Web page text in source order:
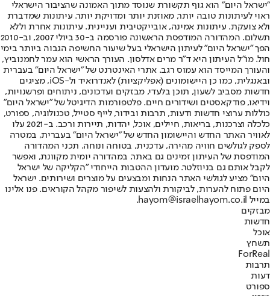
"ישראל היום" הוא גוף תקשורת שנוסד מתוך האמונה שהציבור הישראלי
ראוי לעיתונות טובה יותר, מאוזנת יותר ומדויקת יותר. עיתונות שמדברת
ולא צועקת. עיתונות אמינה, אובייקטיבית ועניינית. עיתונות אחרת וללא
תשלום. המהדורה המודפסת הראשונה פורסמה ב-30 ביולי 2007, וב-2010
הפך "ישראל היום" לעיתון הישראלי בעל שיעור החשיפה הגבוה ביותר בימי
חול. מו"ל העיתון היא ד"ר מרים אדלסון. העורך הראשי הוא עמר לחמנוביץ,
והעורך המייסד הוא עמוס רגב. אתרי האינטרנט של "ישראל היום" בעברית
ובאנגלית, כמו כן היישומונים (אפליקציות) לאנדרואיד ול-iOS, מציגים
חדשות מסביב לשעון, תוכן בלעדי, מבזקים ועדכונים, ניתוחים ופרשנויות,
וידיאו, פודקאסטים ושידורים חיים. פלטפורמות הדיגיטל של "ישראל היום"
כוללות ערוצי חדשות ודעות, תרבות ובידור, לייף סטייל, טכנולוגיה, ספורט,
כלכלה וצרכנות, בריאות, חיילים, אוכל, יהדות, תיירות ורכב. ב-2021 עלו
לאוויר האתר החדש והיישומון החדש של "ישראל היום" בעברית, במטרה
לספק לגולשים חוויה מהירה, עדכנית, בטוחה ונוחה. תכני המהדורה
המודפסת של העיתון זמינים גם באתר, במהדורה יומית מקוונת, ואפשר
לקבל אותם גם בניוזלטר. מועדון ההטבות הייחודי "הקליקה של ישראל
היום" מציע לגולשי האתר הנחות ומבצעים על מוצרים ושירותים. ישראל
היום פתוח להערות, לביקורת ולהצעות לשיפור מקהל הקוראים. פנו אלינו
במייל hayom@israelhayom.co.il.
מבזקים
חדשות
אוכל
תשחץ
ForReal
תרבות
דעות
ספורט